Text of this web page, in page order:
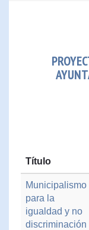
Título
Municipalismo
para la
igualdad y no
discriminación